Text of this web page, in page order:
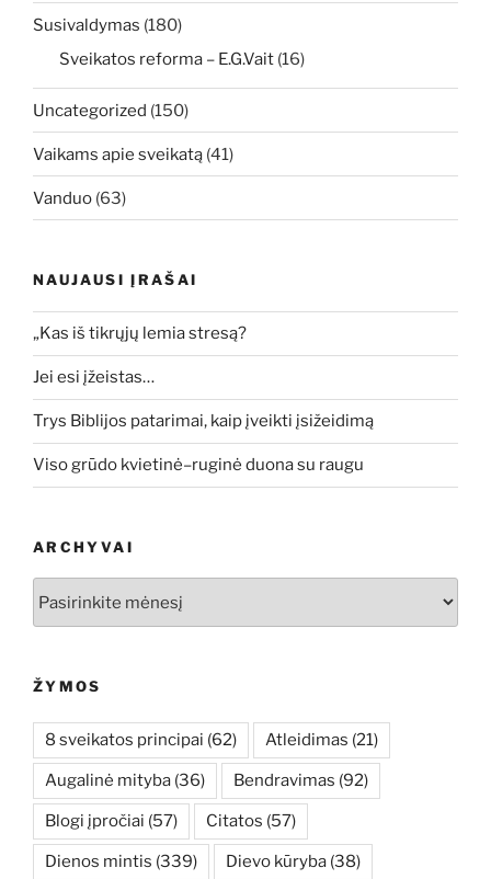
Susivaldymas (180)
Sveikatos reforma – E.G.Vait (16)
Uncategorized (150)
Vaikams apie sveikatą (41)
Vanduo (63)
NAUJAUSI ĮRAŠAI
„Kas iš tikrųjų lemia stresą?
Jei esi įžeistas…
Trys Biblijos patarimai, kaip įveikti įsižeidimą
Viso grūdo kvietinė–ruginė duona su raugu
ARCHYVAI
ŽYMOS
8 sveikatos principai (62) Atleidimas (21)
Augalinė mityba (36) Bendravimas (92)
Blogi įpročiai (57) Citatos (57)
Dienos mintis (339) Dievo kūryba (38)